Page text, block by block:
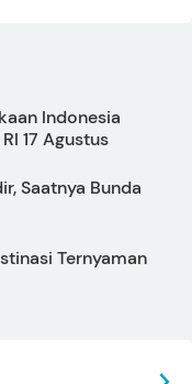
Indonesia
17 Agustus
Saatnya Bunda
Ternyaman